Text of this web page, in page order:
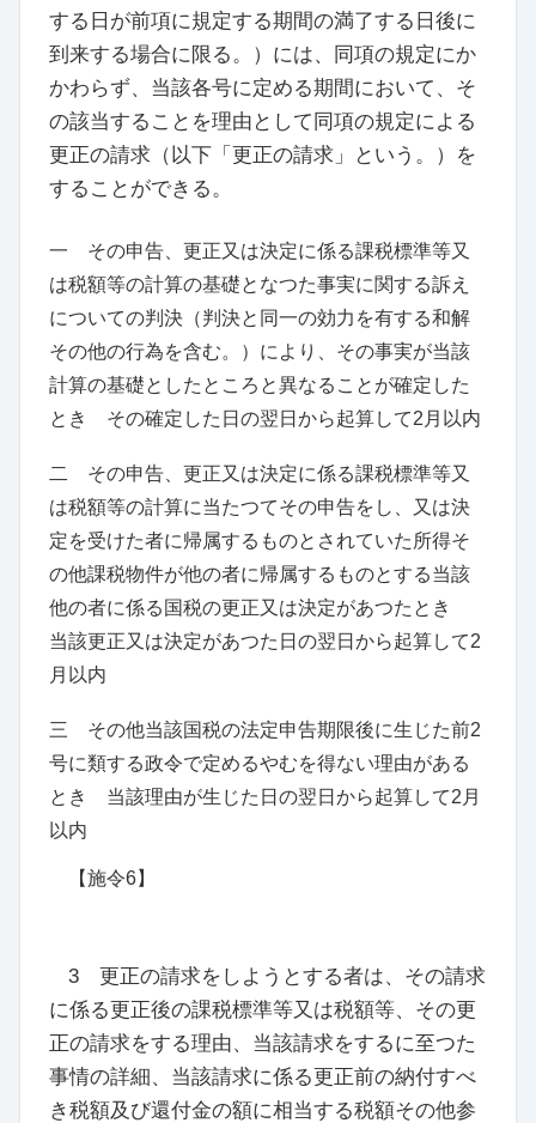
する日が前項に規定する期間の満了する日後に
到来する場合に限る。
） には、同項の規定にか
かわらず、当該各号に定める期間において、そ
の該当することを理由として同項の規定による
更正の請求 （以下「更正の請求」という。 ）
を
することができる。
一 その申告、更正又は決定に係る課税標準等又
は税額等の計算の基礎となつた事実に関する訴え
についての判決 （判決と同一の効力を有する和解
その他の行為を含む。
） により、その事実が当該
計算の基礎としたところと異なることが確定した
とき その確定した日の翌日から起算して2月以内
二 その申告、更正又は決定に係る課税標準等又
は税額等の計算に当たつてその申告をし、又は決
定を受けた者に帰属するものとされていた所得そ
の他課税物件が他の者に帰属するものとする当該
他の者に係る国税の更正又は決定があつたとき
当該更正又は決定があつた日の翌日から起算して2
月以内
三 その他当該国税の法定申告期限後に生じた前2
号に類する政令で定めるやむを得ない理由がある
とき 当該理由が生じた日の翌日から起算して2月
以内
【施令6】
3 更正の請求をしようとする者は、その請求
に係る更正後の課税標準等又は税額等、その更
正の請求をする理由、当該請求をするに至つた
事情の詳細、当該請求に係る更正前の納付すべ
き税額及び還付金の額に相当する税額その他参